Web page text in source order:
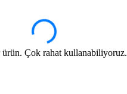
ürün. Çok rahat kullanabiliyoruz.